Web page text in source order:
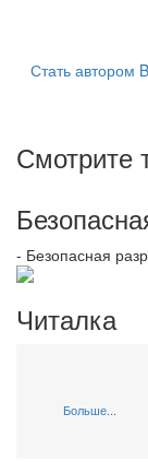
Стать автором
Смотрите
- Безопасная
Читалка
Больше...